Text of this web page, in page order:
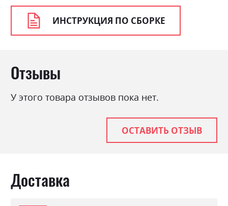
ИНСТРУКЦИЯ ПО СБОРКЕ
Отзывы
У этого товара отзывов пока нет.
ОСТАВИТЬ ОТЗЫВ
Доставка